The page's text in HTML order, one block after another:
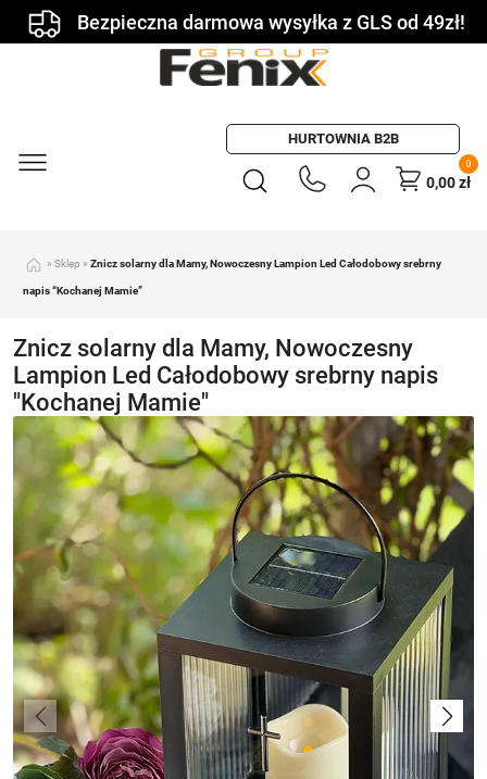
Bezpieczna darmowa wysyłka z GLS od 49zł!
HURTOWNIA B2B
0
0,00zł
» Sklep » Znicz solarny dla Mamy, Nowoczesny Lampion Led Całodobowy srebrny
napis “Kochanej Mamie”
Znicz solarny dla Mamy, Nowoczesny
Lampion Led Całodobowy srebrny napis
"Kochanej Mamie"